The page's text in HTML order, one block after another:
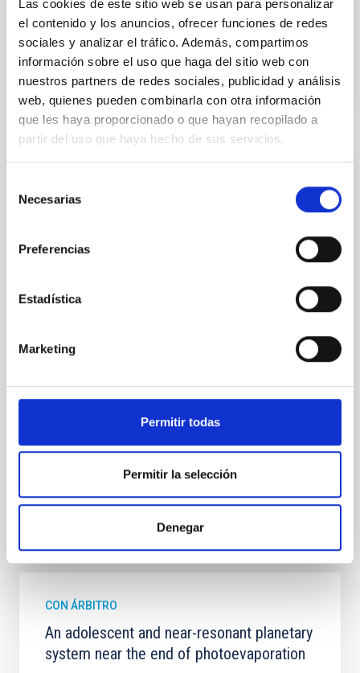
Las cookies de este sitio web se usan para personalizar
el contenido y los anuncios, ofrecer funciones de redes
sociales y analizar el tráfico. Además, compartimos
información sobre el uso que haga del sitio web con
nuestros partners de redes sociales, publicidad y análisis
web, quienes pueden combinarla con otra información
que les haya proporcionado o que hayan recopilado a
partir del uso que haya hecho de sus servicios.
Necesarias
Preferencias
Estadística
Marketing
Permitir todas
Permitir la selección
Denegar
BIBCODE 2026APJ..1003...83Y
NÚMERO DE CITAS 0
Clues to inside-out quenching in quiescent
Mg-abundance gradients from JWST-
quiescent galaxies at cosmic noon provide powerful
mass assembly mechanisms. Previous photometric
studies have revealed that the cores of these
spectroscopy is needed to break the age-metallicity
Cheng, Chloe M. et al.
Fecha de publicación: 6 2026
BIBCODE 2026A&A...710A.158C
CON ÁRBITRO
An adolescent and near-resonant planetary
system near the end of photoevaporation